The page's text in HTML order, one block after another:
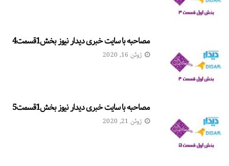
مصاحبه با سایت خبری دیدار نیوز بخش1قسمت4
ژوئن 16, 2020
مصاحبه با سایت خبری دیدار نیوز بخش1قسمت5
ژوئن 21, 2020